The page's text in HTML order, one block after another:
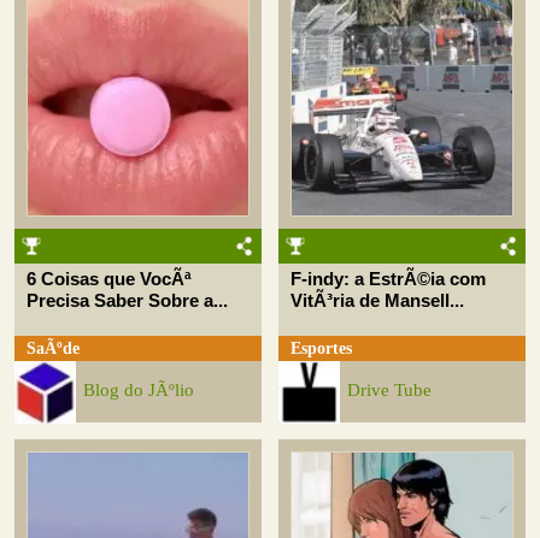
6 Coisas que VocÃª
Precisa Saber Sobre a...
SaÃºde
Blog do JÃºlio
F-indy: a EstrÃ©ia com
VitÃ³ria de Mansell...
Esportes
Drive Tube